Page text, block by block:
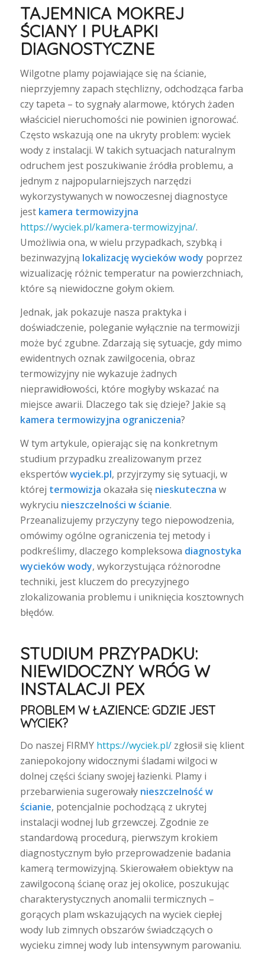
TAJEMNICA MOKREJ
ŚCIANY I PUŁAPKI
DIAGNOSTYCZNE
Wilgotne plamy pojawiające się na ścianie,
nieprzyjemny zapach stęchlizny, odchodząca farba
czy tapeta – to sygnały alarmowe, których żaden
właściciel nieruchomości nie powinien ignorować.
Często wskazują one na ukryty problem: wyciek
wody z instalacji. W takich sytuacjach naturalnym
odruchem jest poszukiwanie źródła problemu, a
jednym z najpopularniejszych narzędzi
wykorzystywanych w nowoczesnej diagnostyce
jest kamera termowizyjna
https://wyciek.pl/kamera-termowizyjna/.
Umożliwia ona, w wielu przypadkach, szybką i
bezinwazyjną lokalizację wycieków wody poprzez
wizualizację różnic temperatur na powierzchniach,
które są niewidoczne gołym okiem.
Jednak, jak pokazuje nasza praktyka i
doświadczenie, poleganie wyłącznie na termowizji
może być zgubne. Zdarzają się sytuacje, gdy mimo
ewidentnych oznak zawilgocenia, obraz
termowizyjny nie wykazuje żadnych
nieprawidłowości, które mogłyby wskazać na
miejsce awarii. Dlaczego tak się dzieje? Jakie są
kamera termowizyjna ograniczenia?
W tym artykule, opierając się na konkretnym
studium przypadku zrealizowanym przez
ekspertówwyciek.pl, przyjrzymy się sytuacji, w
której termowizja okazała się nieskuteczna w
wykryciu nieszczelności w ścianie.
Przeanalizujemy przyczyny tego niepowodzenia,
omówimy ogólne ograniczenia tej metody i
podkreślimy, dlaczego kompleksowa diagnostyka
wycieków wody, wykorzystująca różnorodne
techniki, jest kluczem do precyzyjnego
zlokalizowania problemu i uniknięcia kosztownych
błędów.
STUDIUM PRZYPADKU:
NIEWIDOCZNY WRÓG W
INSTALACJI PEX
PROBLEM W ŁAZIENCE: GDZIE JEST
WYCIEK?
Do naszej FIRMY https://wyciek.pl/zgłosił się klient
zaniepokojony widocznymi śladami wilgoci w
dolnej części ściany swojej łazienki. Plamy i
przebarwienia sugerowały nieszczelność w
ścianie, potencjalnie pochodzącą z ukrytej
instalacji wodnej lub grzewczej. Zgodnie ze
standardową procedurą, pierwszym krokiem
diagnostycznym było przeprowadzenie badania
kamerą termowizyjną. Skierowałem obiektyw na
zawilgoconą ścianę oraz jej okolice, poszukując
charakterystycznych anomalii termicznych –
gorących plam wskazujących na wyciek ciepłej
wody lub zimnych obszarów świadczących o
wycieku zimnej wody lub intensywnym parowaniu.